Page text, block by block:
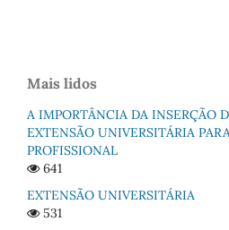
Mais lidos
A IMPORTÂNCIA DA INSERÇÃO
EXTENSÃO UNIVERSITÁRIA
PROFISSIONAL
641
EXTENSÃO UNIVERSITÁRIA
531